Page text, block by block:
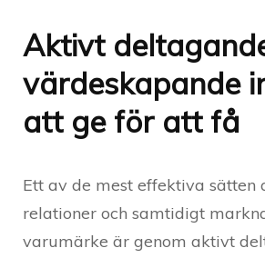
Aktivt
värdeskapande
att ge för att få
Ett av de mest effektiva sätten
relationer och samtidigt
varumärke är genom aktivt